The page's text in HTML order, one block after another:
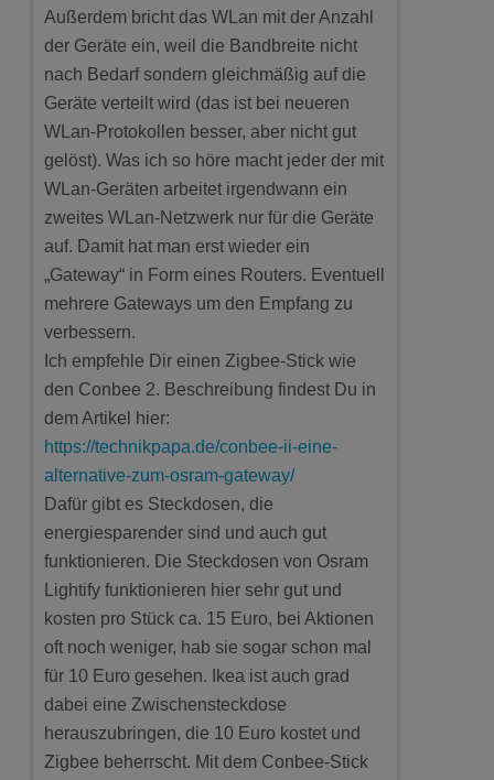
Außerdem bricht das WLan mit der Anzahl
der Geräte ein, weil die Bandbreite nicht
nach Bedarf sondern gleichmäßig auf die
Geräte verteilt wird (das ist bei neueren
WLan-Protokollen besser, aber nicht gut
gelöst). Was ich so höre macht jeder der mit
WLan-Geräten arbeitet irgendwann ein
zweites WLan-Netzwerk nur für die Geräte
auf. Damit hat man erst wieder ein
„Gateway“ in Form eines Routers. Eventuell
mehrere Gateways um den Empfang zu
verbessern.
Ich empfehle Dir einen Zigbee-Stick wie
den Conbee 2. Beschreibung findest Du in
dem Artikel hier:
https://technikpapa.de/conbee-ii-eine-
alternative-zum-osram-gateway/
Dafür gibt es Steckdosen, die
energiesparender sind und auch gut
funktionieren. Die Steckdosen von Osram
Lightify funktionieren hier sehr gut und
kosten pro Stück ca. 15 Euro, bei Aktionen
oft noch weniger, hab sie sogar schon mal
für 10 Euro gesehen. Ikea ist auch grad
dabei eine Zwischensteckdose
herauszubringen, die 10 Euro kostet und
Zigbee beherrscht. Mit dem Conbee-Stick